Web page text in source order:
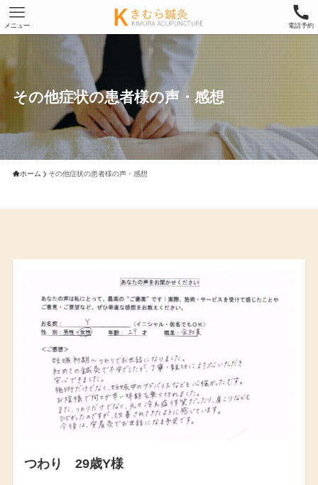
電話予約
メニュー
その他症状の患者様の声・感想
ホーム その他症状の患者様の声・感想
つわり 29歳Y様